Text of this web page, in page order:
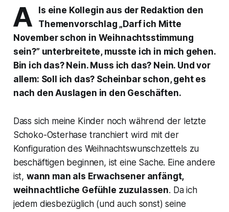
A
ls eine Kollegin aus der Redaktion den
Themenvorschlag „Darf ich Mitte
November schon in Weihnachtsstimmung
sein?” unterbreitete, musste ich in mich gehen.
Bin ich das? Nein. Muss ich das? Nein. Und vor
allem: Soll ich das? Scheinbar schon, geht es
nach den Auslagen in den Geschäften.
Dass sich meine Kinder noch während der letzte
Schoko-Osterhase tranchiert wird mit der
Konfiguration des Weihnachtswunschzettels zu
beschäftigen beginnen, ist eine Sache. Eine andere
ist, wann man als Erwachsener anfängt,
weihnachtliche Gefühle zuzulassen. Da ich
jedem diesbezüglich (und auch sonst) seine